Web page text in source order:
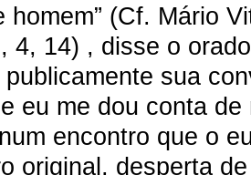
homem” (Cf. Mário
4, 14) , disse o
sua
eu me dou conta
encontro que o
original, desperta